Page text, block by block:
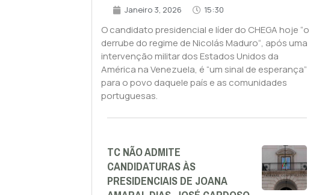
Janeiro 3, 2026 15:30
O candidato presidencial e líder do CHEGA hoje “o
derrube do regime de Nicolás Maduro“, após uma
intervenção militar dos Estados Unidos da
América na Venezuela, é “um sinal de esperança”
para o povo daquele país e as comunidades
portuguesas.
TC NÃO ADMITE
CANDIDATURAS ÀS
PRESIDENCIAIS DE JOANA